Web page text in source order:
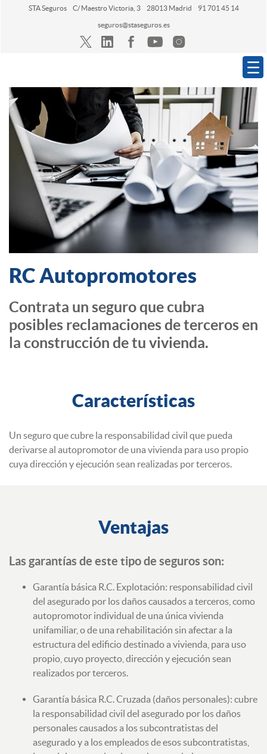
STA Seguros C/ Maestro Victoria, 3 28013 Madrid 91 701 45 14
seguros@staseguros.es
Navegación
RC Autopromotores
Contrata un seguro que cubra
posibles reclamaciones de terceros en
la construcción de tu vivienda.
Características
Un seguro que cubre la responsabilidad civil que pueda
derivarse al autopromotor de una vivienda para uso propio
cuya dirección y ejecución sean realizadas por terceros.
Ventajas
Las garantías de este tipo de seguros son:
Garantía básica R.C. Explotación: responsabilidad civil
del asegurado por los daños causados a terceros, como
autopromotor individual de una única vivienda
unifamiliar, o de una rehabilitación sin afectar a la
estructura del edificio destinado a vivienda, para uso
propio, cuyo proyecto, dirección y ejecución sean
realizados por terceros.
Garantía básica R.C. Cruzada (daños personales): cubre
la responsabilidad civil del asegurado por los daños
personales causados a los subcontratistas del
asegurado y a los empleados de esos subcontratistas,